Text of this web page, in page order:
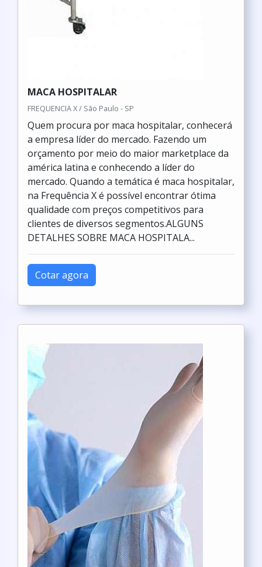
MACA HOSPITALAR
FREQUENCIA X / São Paulo - SP
Quem procura por maca hospitalar, conhecerá
a empresa líder do mercado. Fazendo um
orçamento por meio do maior marketplace da
américa latina e conhecendo a líder do
mercado. Quando a temática é maca hospitalar,
na Frequência X é possível encontrar ótima
qualidade com preços competitivos para
clientes de diversos segmentos.ALGUNS
DETALHES SOBRE MACA HOSPITALA...
Cotar agora